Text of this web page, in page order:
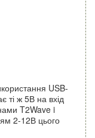
USB-
ті ж 5В на вхід
T2Wave i
2-12В цього